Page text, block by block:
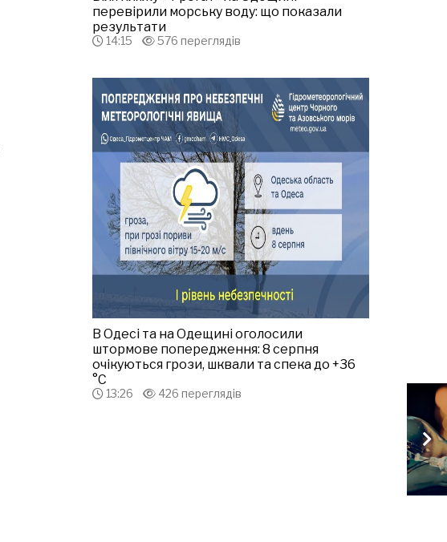
перевірили морську воду: що показали
результати
14:15 576 переглядів
В Одесі та на Одещині оголосили
штормове попередження: 8 серпня
очікуються грози, шквали та спека до +36
°С
13:26 426 переглядів